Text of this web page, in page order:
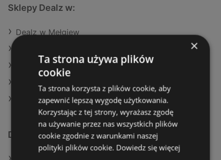
Sklepy Dealz w:
Dealz w Mełgiew
Dealz w Łochów
Dealz w Września
Dealz w Połaniec
Dodatkowe łącza
×
Ta strona używa plików
cookie
Ta strona korzysta z plików cookie, aby
zapewnić lepszą wygodę użytkowania.
Korzystając z tej strony, wyrażasz zgodę
na używanie przez nas wszystkich plików
cookie zgodnie z warunkami naszej
polityki plików cookie. Dowiedz się więcej